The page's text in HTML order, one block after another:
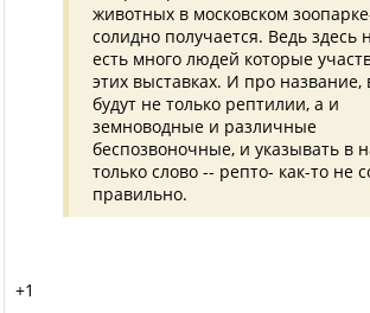
животных в московском
солидно получается. Ведь здесь
есть много людей которые
этих выставках. И про название,
будут не только рептилии, а и
земноводные и различные
беспозвоночные, и указывать в
только слово -- репто- как-то не
правильно.
+1